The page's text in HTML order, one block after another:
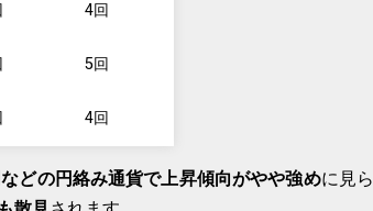
4回
5回
4回
どの円絡み通貨で上昇傾向がやや強めに見